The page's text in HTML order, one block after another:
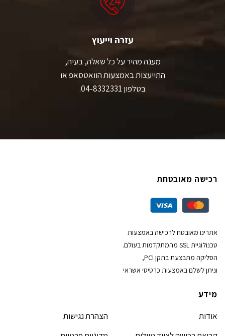
עזרה וייעוץ
מענה מהיר על כל שאלה, בעיה,
התייעצות באמצעות הוואטסאפ או
בטלפון 04-8332331.
רכישה מאובטחת
אתרינו מאובטח לרכישה באמצעות
טכנולוגיית SSL מהמתקדמות בעולם.
הסליקה מתבצעת בתקן PCI,
וניתן לשלם באמצעות כרטיסי אשראי
מידע
אודות
הצהרת נגישות